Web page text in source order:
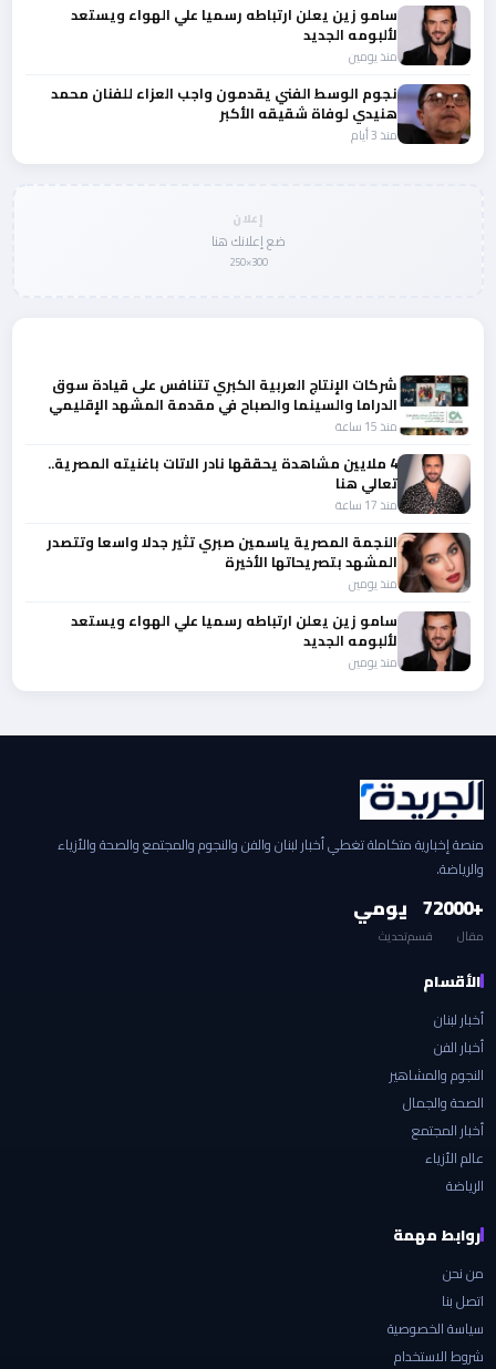
سامو زين يعلن ارتباطه رسميا علي الهواء ويستعد
لألبومه الجديد
منذ يومين
نجوم الوسط الفني يقدمون واجب العزاء للفنان محمد
هنيدي لوفاة شقيقه الأكبر
منذ 3 أيام
إعلان
ضع إعلانك هنا
300×250
شركات الإنتاج العربية الكبري تتنافس على قيادة سوق
الدراما والسينما والصباح في مقدمة المشهد الإقليمي
منذ 15 ساعة
4 ملايين مشاهدة يحققها نادر الاتات باغنيته المصرية..
تعالي هنا
منذ 17 ساعة
النجمة المصرية ياسمين صبري تثير جدلا واسعا وتتصدر
المشهد بتصريحاتها الأخيرة
منذ يومين
سامو زين يعلن ارتباطه رسميا علي الهواء ويستعد
لألبومه الجديد
منذ يومين
منصة إخبارية متكاملة تغطي أخبار لبنان والفن والنجوم والمجتمع والصحة والأزياء
والرياضة.
+2000
مقال
7
قسم
يومي
تحديث
الأقسام
أخبار لبنان
أخبار الفن
النجوم والمشاهير
الصحة والجمال
أخبار المجتمع
عالم الأزياء
الرياضة
روابط مهمة
من نحن
اتصل بنا
سياسة الخصوصية
شروط الاستخدام